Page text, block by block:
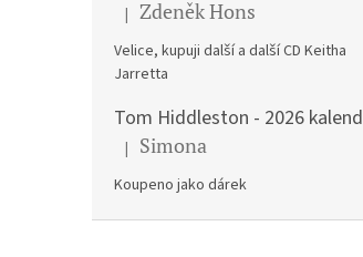
Hodnocení produktu je 5 z 5 hvězdiček.
| Zdeněk Hons
Velice, kupuji další a další CD Keitha
Jarretta
Hodnocení produktu je 5 z 5 hvězdiček.
| Simona
Koupeno jako dárek